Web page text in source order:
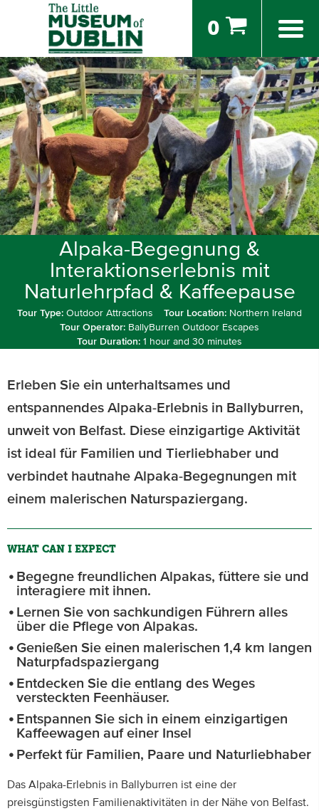
0
Alpaka-Begegnung &
Interaktionserlebnis mit
Naturlehrpfad & Kaffeepause
Tour Type:Outdoor Attractions Tour Location: Northern Ireland
Tour Operator: BallyBurren Outdoor Escapes
Tour Duration: 1 hour and 30 minutes
Erleben Sie ein unterhaltsames und
entspannendes Alpaka-Erlebnis in Ballyburren,
unweit von Belfast. Diese einzigartige Aktivität
ist ideal für Familien und Tierliebhaber und
verbindet hautnahe Alpaka-Begegnungen mit
einem malerischen Naturspaziergang.
WHAT CAN I EXPECT
Begegne freundlichen Alpakas, füttere sie und
interagiere mit ihnen.
Lernen Sie von sachkundigen Führern alles
über die Pflege von Alpakas.
Genießen Sie einen malerischen 1,4 km langen
Naturpfadspaziergang
Entdecken Sie die entlang des Weges
versteckten Feenhäuser.
Entspannen Sie sich in einem einzigartigen
Kaffeewagen auf einer Insel
Perfekt für Familien, Paare und Naturliebhaber
Das Alpaka-Erlebnis in Ballyburren ist eine der
preisgünstigsten Familienaktivitäten in der Nähe von Belfast.